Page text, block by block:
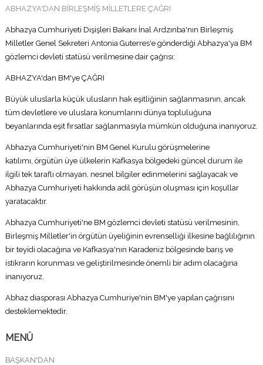
ABHAZYA'DAN BİRLEŞMİŞ MİLLETLERE ÇAĞRI
Abhazya Cumhuriyeti Dışişleri Bakanı İnal Ardzınba'nın Birleşmiş
Milletler Genel Sekreteri Antonia Guterres'e gönderdiği Abhazya'ya BM
gözlemci devleti statüsü verilmesine dair çağrısı:
ABHAZYA'dan BM'ye ÇAĞRI
Büyük uluslarla küçük ulusların hak eşitliğinin sağlanmasının, ancak
tüm devletlere ve uluslara konumlarını dünya topluluğuna
beyanlarında eşit fırsatlar sağlanmasıyla mümkün olduğuna inanıyoruz.
Abhazya Cumhuriyeti'nin BM Genel Kurulu görüşmelerine
katılımı, örgütün üye ülkelerin Kafkasya bölgedeki güncel durum ile
ilgili tek taraflı olmayan, nesnel bilgiler edinmelerini sağlayacak ve
Abhazya Cumhuriyeti hakkında adil görüşün oluşması için koşullar
yaratacaktır.
Abhazya Cumhuriyeti'ne BM gözlemci devleti statüsü verilmesinin,
Birleşmiş Milletler'in örgütün üyeliğinin evrenselliği ilkesine bağlılığının
bir teyidi olacağına ve Kafkasya'nın Karadeniz bölgesinde barış ve
istikrarın korunması ve geliştirilmesinde önemli bir adım olacağına
inanıyoruz.
Abhaz diasporası Abhazya Cumhuriye'nin BM'ye yapılan çağrısını
desteklemektedir.
MENÜ
BAŞKAN'DAN